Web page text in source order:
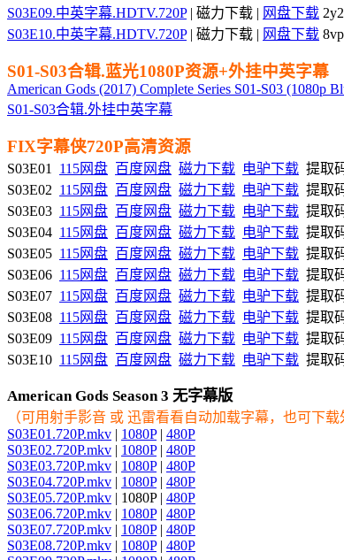
S03E09.中英字幕.HDTV.720P| 磁力下载 | 网盘下载
S03E10.中英字幕.HDTV.720P| 磁力下载 | 网盘下载
S01-S03合辑.蓝光1080P资源+外挂中英字幕
American Gods (2017) Complete Series S01-S03 (1080p
S01-S03合辑.外挂中英字幕
FIX字幕侠720P高清资源
S03E01 115网盘 百度网盘 磁力下载 电驴下载 提取
S03E02 115网盘 百度网盘 磁力下载 电驴下载 提取
S03E03 115网盘 百度网盘 磁力下载 电驴下载 提取
S03E04 115网盘 百度网盘 磁力下载 电驴下载 提取
S03E05 115网盘 百度网盘 磁力下载 电驴下载 提取
S03E06 115网盘 百度网盘 磁力下载 电驴下载 提取
S03E07 115网盘 百度网盘 磁力下载 电驴下载 提取
S03E08 115网盘 百度网盘 磁力下载 电驴下载 提取
S03E09 115网盘 百度网盘 磁力下载 电驴下载 提取
S03E10 115网盘 百度网盘 磁力下载 电驴下载 提取
American Gods Season 3 无字幕版
（可用射手影音 或 迅雷看看自动加载字幕，也可下载
S03E01.720P.mkv | 1080P| 480P
S03E02.720P.mkv | 1080P| 480P
S03E03.720P.mkv | 1080P| 480P
S03E04.720P.mkv | 1080P| 480P
S03E05.720P.mkv | 1080P | 480P
S03E06.720P.mkv | 1080P| 480P
S03E07.720P.mkv | 1080P| 480P
S03E08.720P.mkv | 1080P| 480P